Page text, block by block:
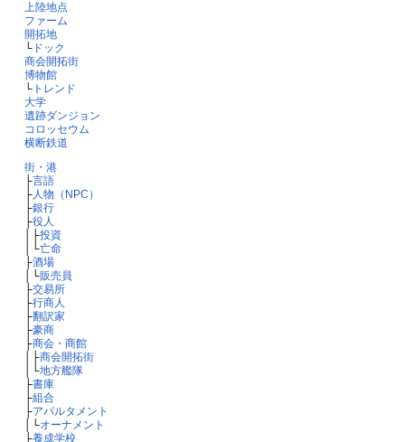
上陸地点
ファーム
開拓地
└ドック
商会開拓街
博物館
└トレンド
大学
遺跡ダンジョン
コロッセウム
横断鉄道
街・港
├言語
├人物（NPC）
├銀行
├役人
│├投資
│└亡命
├酒場
│└販売員
├交易所
├行商人
├翻訳家
├豪商
├商会・商館
│├商会開拓街
│└地方艦隊
├書庫
├組合
├アパルタメント
│└オーナメント
├養成学校